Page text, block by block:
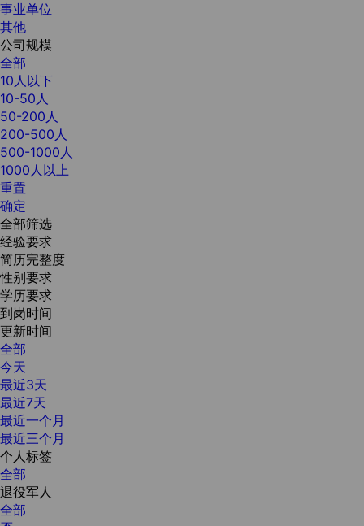
事业单位
其他
公司规模
全部
10人以下
10-50人
50-200人
200-500人
500-1000人
1000人以上
重置
确定
全部筛选
经验要求
简历完整度
性别要求
学历要求
到岗时间
更新时间
全部
今天
最近3天
最近7天
最近一个月
最近三个月
个人标签
全部
退役军人
全部